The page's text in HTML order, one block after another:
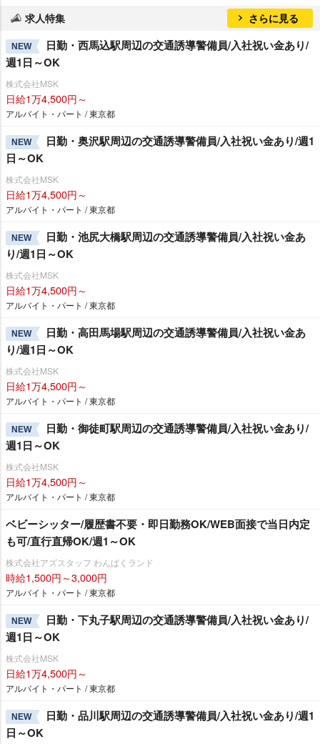
求人特集 さらに見る
NEW
日勤・西馬込駅周辺の交通誘導警備員/入社祝い金あり/
週1日～OK
株式会社MSK
日給1万4,500円～
アルバイト・パート / 東京都
NEW
日勤・奥沢駅周辺の交通誘導警備員/入社祝い金あり/週1
日～OK
株式会社MSK
日給1万4,500円～
アルバイト・パート / 東京都
NEW
日勤・池尻大橋駅周辺の交通誘導警備員/入社祝い金あ
り/週1日～OK
株式会社MSK
日給1万4,500円～
アルバイト・パート / 東京都
NEW
日勤・高田馬場駅周辺の交通誘導警備員/入社祝い金あ
り/週1日～OK
株式会社MSK
日給1万4,500円～
アルバイト・パート / 東京都
NEW
日勤・御徒町駅周辺の交通誘導警備員/入社祝い金あり/
週1日～OK
株式会社MSK
日給1万4,500円～
アルバイト・パート / 東京都
ベビーシッター/履歴書不要・即日勤務OK/WEB面接で当日内定
も可/直行直帰OK/週1～OK
株式会社アズスタッフ わんぱくランド
時給1,500円～3,000円
アルバイト・パート / 東京都
NEW
日勤・下丸子駅周辺の交通誘導警備員/入社祝い金あり/
週1日～OK
株式会社MSK
日給1万4,500円～
アルバイト・パート / 東京都
NEW
日勤・品川駅周辺の交通誘導警備員/入社祝い金あり/週1
日～OK